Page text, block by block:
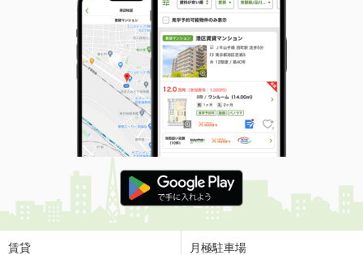
賃貸 月極駐車場